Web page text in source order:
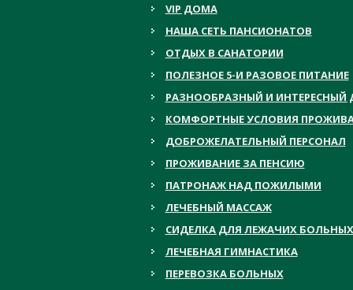
VIP ДОМА
НАША СЕТЬ ПАНСИОНАТОВ
ОТДЫХ В САНАТОРИИ
ПОЛЕЗНОЕ 5-И РАЗОВОЕ ПИТАНИЕ
РАЗНООБРАЗНЫЙ И ИНТЕРЕСНЫЙ
КОМФОРТНЫЕ УСЛОВИЯ
ДОБРОЖЕЛАТЕЛЬНЫЙ ПЕРСОНАЛ
ПРОЖИВАНИЕ ЗА ПЕНСИЮ
ПАТРОНАЖ НАД ПОЖИЛЫМИ
ЛЕЧЕБНЫЙ МАССАЖ
СИДЕЛКА ДЛЯ ЛЕЖАЧИХ БОЛЬНЫХ
ЛЕЧЕБНАЯ ГИМНАСТИКА
ПЕРЕВОЗКА БОЛЬНЫХ